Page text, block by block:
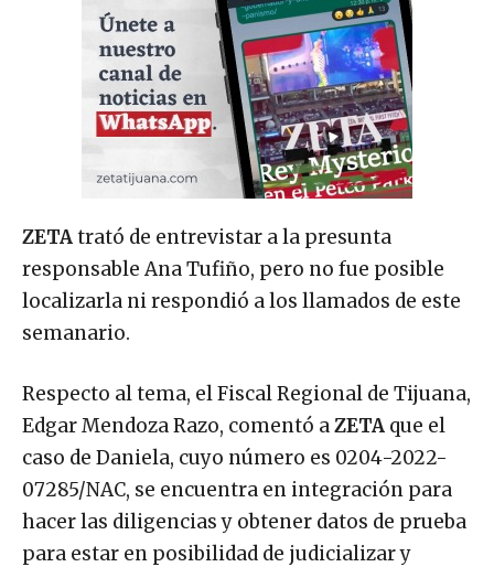
ZETAtrató de entrevistar a la presunta
responsable Ana Tufiño, pero no fue posible
localizarla ni respondió a los llamados de este
semanario.
Respecto al tema, el Fiscal Regional de Tijuana,
Edgar Mendoza Razo, comentó aZETA que el
caso de Daniela, cuyo número es 0204-2022-
07285/NAC, se encuentra en integración para
hacer las diligencias y obtener datos de prueba
para estar en posibilidad de judicializar y